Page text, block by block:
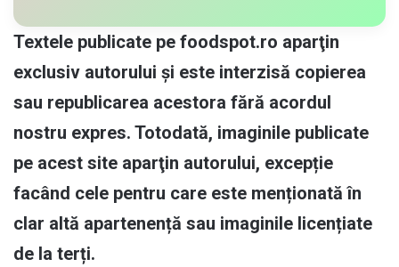
Textele publicate pe foodspot.ro aparţin
exclusiv autorului și este interzisă copierea
sau republicarea acestora fără acordul
nostru expres. Totodată, imaginile publicate
pe acest site aparţin autorului, excepție
facând cele pentru care este menționată în
clar altă apartenență sau imaginile licențiate
de la terți.